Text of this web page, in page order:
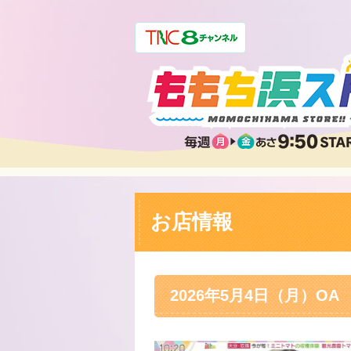
お店情報
2026年5月4日（月）OA